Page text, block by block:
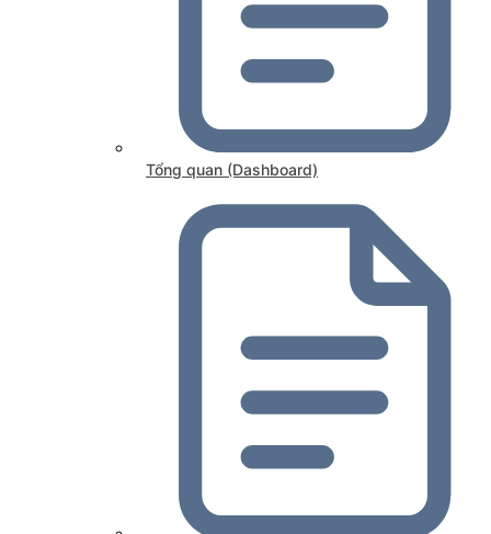
Tổng quan (Dashboard)